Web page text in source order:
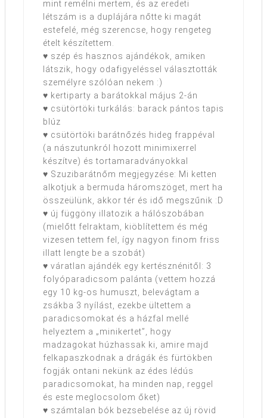
mint remélni mertem, és az eredeti
létszám is a duplájára nőtte ki magát
estefelé, még szerencse, hogy rengeteg
ételt készítettem.
♥ szép és hasznos ajándékok, amiken
látszik, hogy odafigyeléssel választották
személyre szólóan nekem :)
♥ kertiparty a barátokkal május 2-án
♥ csütörtöki turkálás: barack pántos tapis
blúz
♥ csütörtöki barátnőzés hideg frappéval
(a nászutunkról hozott minimixerrel
készítve) és tortamaradványokkal
♥ Szuzibarátnőm megjegyzése: Mi ketten
alkotjuk a bermuda háromszöget, mert ha
összeülünk, akkor tér és idő megszűnik :D
♥ új függöny illatozik a hálószobában
(mielőtt felraktam, kiöblítettem és még
vizesen tettem fel, így nagyon finom friss
illatt lengte be a szobát)
♥ váratlan ajándék egy kertésznénitől: 3
folyóparadicsom palánta (vettem hozzá
egy 10 kg-os humuszt, belevágtam a
zsákba 3 nyílást, ezekbe ültettem a
paradicsomokat és a házfal mellé
helyeztem a „minikertet”, hogy
madzagokat húzhassak ki, amire majd
felkapaszkodnak a drágák és fürtökben
fogják ontani nekünk az édes lédús
paradicsomokat, ha minden nap, reggel
és este meglocsolom őket)
♥ számtalan bók bezsebelése az új rövid